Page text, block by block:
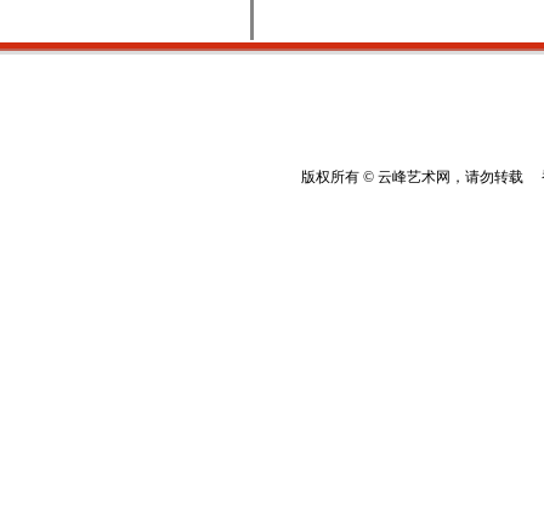
版权所有 © 云峰艺术网，请勿转载